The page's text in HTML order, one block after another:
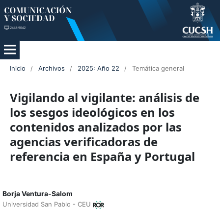
Inicio / Archivos / 2025: Año 22 / Temática general
Vigilando al vigilante: análisis de
los sesgos ideológicos en los
contenidos analizados por las
agencias verificadoras de
referencia en España y Portugal
Borja Ventura-Salom
Universidad San Pablo - CEU